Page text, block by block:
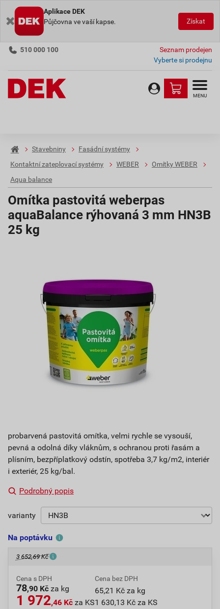
Aplikace DEK
Půjčovna ve vaší kapse.
Získat
510 000 100
Seznam prodejen
Vyberte si prodejnu
MENU
Stavebniny
Fasádní systémy
Kontaktní zateplovací systémy
WEBER
Omítky WEBER
Aqua balance
Omítka pastovitá weberpas
aquaBalance rýhovaná 3 mm HN3B
25 kg
probarvená pastovitá omítka, velmi rychle se vysouší,
pevná a odolná díky vláknům, s ochranou proti řasám a
plísním, bezpříplatkový odstín, spotřeba 3,7 kg/m2, interiér
i exteriér, 25 kg/bal.
Podrobný popis
varianty
Na poptávku
3 652,69 Kč
Cena s DPH
78,90 Kč za kg
1 972,46 Kč za KS
Cena bez DPH
65,21 Kč za kg
1 630,13 Kč za KS